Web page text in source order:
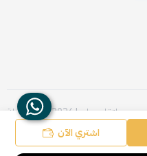
اشتري الآن
صنع بإتقان على | 2026 منصة سلة